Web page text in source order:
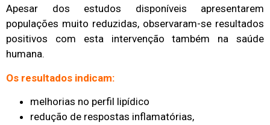
Apesar dos estudos disponíveis apresentarem
populações muito reduzidas, observaram-se resultados
positivos com esta intervenção também na saúde
humana.
Os resultados indicam:
melhorias no perfil lipídico
redução de respostas inflamatórias,